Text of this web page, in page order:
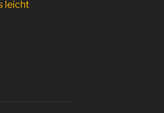
leicht